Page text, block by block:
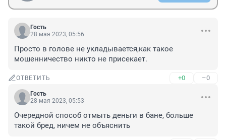
Гость
28 мая 2023, 05:56
Просто в голове не укладывается,как такое
мошенничество никто не присекает.
ОТВЕТИТЬ +0 –0
Гость
28 мая 2023, 05:53
Очередной способ отмыть деньги в бане, больше
такой бред, ничем не объяснить